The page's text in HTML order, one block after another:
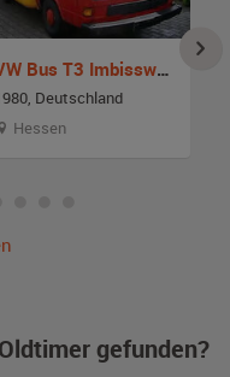
VW Bus T3 Imbisswagen
Deutschland
Hessen
gefunden?